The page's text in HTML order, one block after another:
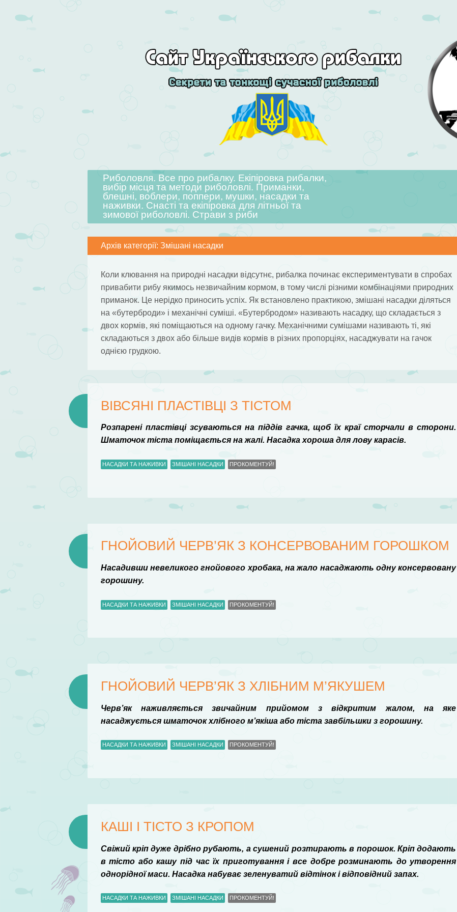
Риболовля. Все про рибалку. Екіпіровка рибалки,
вибір місця та методи риболовлі. Приманки,
блешні, воблери, поппери, мушки, насадки та
наживки. Снасті та екіпіровка для літньої та
зимової риболовлі. Страви з риби
Menu
Skip to content
Архів категорії: Змішані насадки
Коли клювання на природні насадки відсутнє, рибалка починає експериментувати в спробах
привабити рибу якимось незвичайним кормом, в тому числі різними комбінаціями природних
приманок. Це нерідко приносить успіх. Як встановлено практикою, змішані насадки діляться
на «бутерброди» і механічні суміші. «Бутербродом» називають насадку, що складається з
двох кормів, які поміщаються на одному гачку. Механічними сумішами називають ті, які
складаються з двох або більше видів кормів в різних пропорціях, насаджувати на гачок
однією грудкою.
ВІВСЯНІ ПЛАСТІВЦІ З ТІСТОМ
Розпарені пластівці зсуваються на піддів гачка, щоб їх краї сторчали в сторони.
Шматочок тіста поміщається на жалі. Насадка хороша для лову карасів.
НАСАДКИ ТА НАЖИВКИ ЗМІШАНІ НАСАДКИ ПРОКОМЕНТУЙ!
ГНОЙОВИЙ ЧЕРВ’ЯК З КОНСЕРВОВАНИМ ГОРОШКОМ
Насадивши невеликого гнойового хробака, на жало насаджають одну консервовану
горошину.
НАСАДКИ ТА НАЖИВКИ ЗМІШАНІ НАСАДКИ ПРОКОМЕНТУЙ!
ГНОЙОВИЙ ЧЕРВ’ЯК З ХЛІБНИМ М’ЯКУШЕМ
Черв’як наживляється звичайним прийомом з відкритим жалом, на яке
насаджується шматочок хлібного м’якіша або тіста завбільшки з горошину.
НАСАДКИ ТА НАЖИВКИ ЗМІШАНІ НАСАДКИ ПРОКОМЕНТУЙ!
КАШІ І ТІСТО З КРОПОМ
Свіжий кріп дуже дрібно рубають, а сушений розтирають в порошок. Кріп додають
в тісто або кашу під час їх приготування і все добре розминають до утворення
однорідної маси. Насадка набуває зеленуватий відтінок і відповідний запах.
НАСАДКИ ТА НАЖИВКИ ЗМІШАНІ НАСАДКИ ПРОКОМЕНТУЙ!